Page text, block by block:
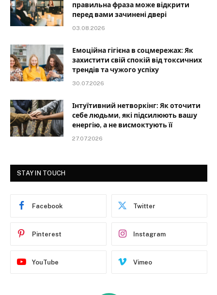
правильна фраза може відкрити
перед вами зачинені двері
03.08.2026
Емоційна гігієна в соцмережах: Як
захистити свій спокій від токсичних
трендів та чужого успіху
30.07.2026
Інтуїтивний нетворкінг: Як оточити
себе людьми, які підсилюють вашу
енергію, а не висмоктують її
27.07.2026
STAY IN TOUCH
Facebook Twitter
Pinterest Instagram
YouTube Vimeo